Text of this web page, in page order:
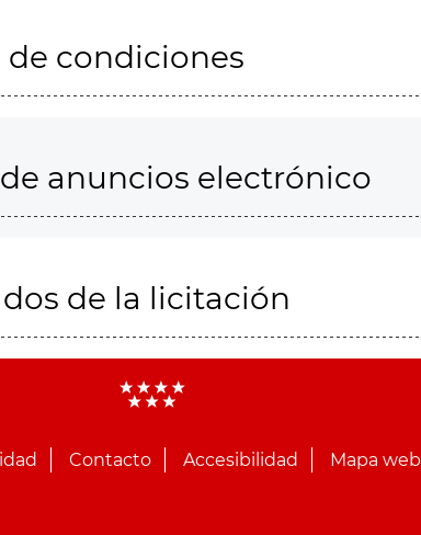
de condiciones
anuncios electrónico
de la licitación
Contacto Accesibilidad Mapa web